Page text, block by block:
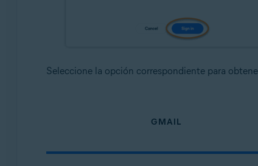
Seleccione la opción correspondiente para
GMAIL